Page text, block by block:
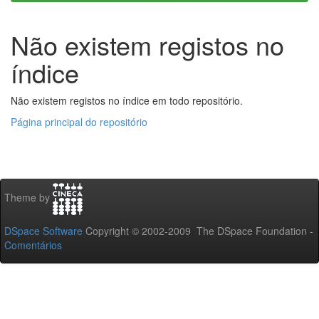
Não existem registos no
índice
Não existem registos no índice em todo repositório.
Página principal do repositório
Theme by
DSpace Software Copyright © 2002-2009 The DSpace Foundation -
Comentários